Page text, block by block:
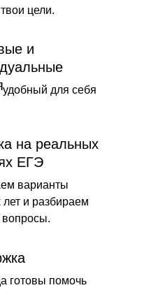
цели.
для себя
и
варианты
и разбираем
на реальных
ЕГЭ
готовы помочь